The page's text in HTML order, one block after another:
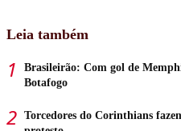
Leia também
Brasileirão: Com gol de
Botafogo
Torcedores do Corinthians